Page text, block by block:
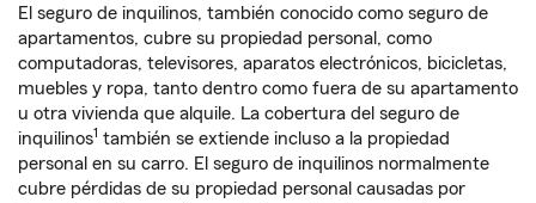
El seguro de inquilinos, también conocido como seguro de
apartamentos, cubre su propiedad personal, como
computadoras, televisores, aparatos electrónicos, bicicletas,
muebles y ropa, tanto dentro como fuera de su apartamento
u otra vivienda que alquile. La cobertura del seguro de
inquilinos1 también se extiende incluso a la propiedad
personal en su carro. El seguro de inquilinos normalmente
cubre pérdidas de su propiedad personal causadas por